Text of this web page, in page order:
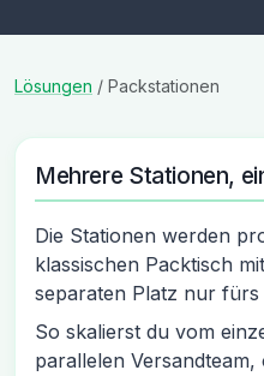
Lösungen / Packstationen
Mehrere Stationen,
Die Stationen werden
klassischen Packtisch
separaten Platz nur fürs
So skalierst du vom
parallelen